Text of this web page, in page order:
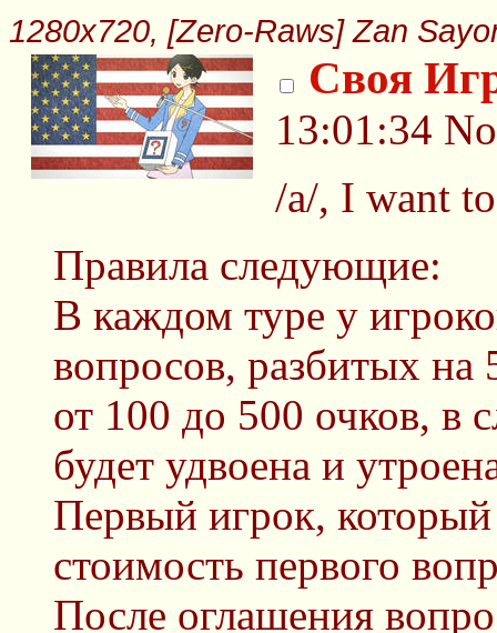
1280x720, [Zero-Raws] Zan
Своя
13:01:34
/a/, I want
Правила следующие:
В каждом туре у
вопросов, разбитых на
от 100 до 500 очков, в
будет удвоена и
Первый игрок,
стоимость первого
После оглашения